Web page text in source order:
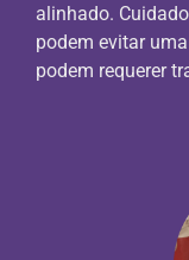
alinhado.
podem evitar
podem requerer